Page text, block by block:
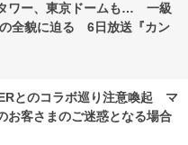
ワー、東京ドームも… 一級
全貌に迫る 6日放送『カン
とのコラボ巡り注意喚起 マ
お客さまのご迷惑となる場合